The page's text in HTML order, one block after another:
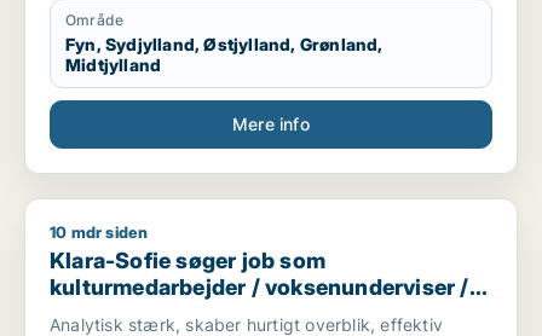
tegninger. Godt til at skitsere ideer, visualiserer,
kommunikation i 7 sproget. Elsker at hjælpe og lede
mennesker. Innovation eller prototype udvikling fra
Idee til produktion er interessant hvor man også skal
bruger sine hænder. Nye tekknologier some AI/KI.
Internationale virksomheder.
Område
Fyn, Sydjylland, Østjylland, Grønland,
Midtjylland
Mere info
Klara-Sofie søger job som kulturmedarbejder /
10 mdr siden
Klara-Sofie søger job som
kulturmedarbejder / voksenunderviser /
uddannelsesvejleder / projektleder
Analytisk stærk, skaber hurtigt overblik, effektiv